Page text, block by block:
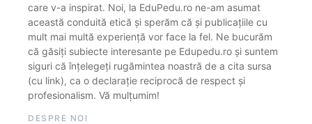
care v-a inspirat. Noi, la EduPedu.ro ne-am asumat
această conduită etică și sperăm că și publicațiile cu
mult mai multă experiență vor face la fel. Ne bucurăm
că găsiți subiecte interesante pe Edupedu.ro și suntem
siguri că înțelegeți rugămintea noastră de a cita sursa
(cu link), ca o declarație reciprocă de respect și
profesionalism. Vă mulțumim!
DESPRE NOI